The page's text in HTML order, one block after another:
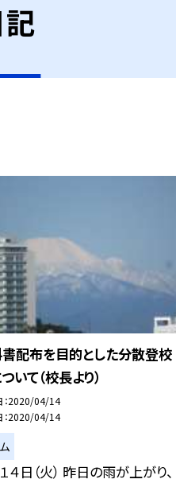
配布を目的とした分散登校
いて（校長より）
2020/04/14
2020/04/14
４日（火） 昨日の雨が上がり、